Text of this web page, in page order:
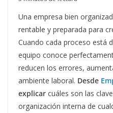
Una empresa bien
rentable y preparada para
Cuando cada proceso está
equipo conoce
reducen los errores,
ambiente laboral. Desde
explicar cuáles son las
organización interna de